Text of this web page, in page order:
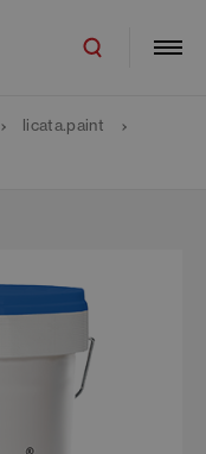
licata.paint